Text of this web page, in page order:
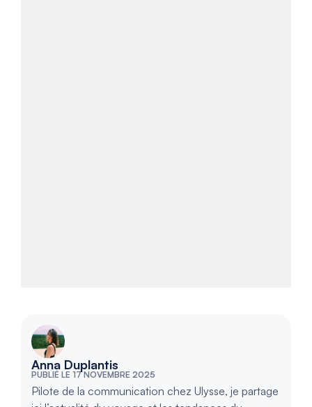
Anna Duplantis
PUBLIÉ LE 17 NOVEMBRE 2025
Pilote de la communication chez Ulysse, je partage